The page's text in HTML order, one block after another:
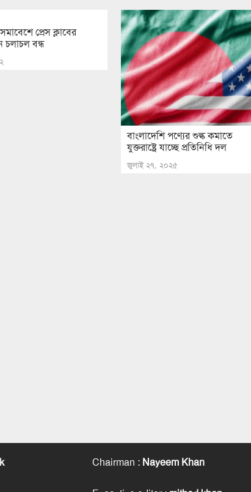
প্রেস ক্লাবের
চলাচল বন্ধ
বাংলাদেশি পণ্যের শুল্ক কমাতে
যুক্তরাষ্ট্রে যাচ্ছে প্রতিনিধি দল
জুলাই ২৭, ২০২৫
Chairman : Nayeem Khan